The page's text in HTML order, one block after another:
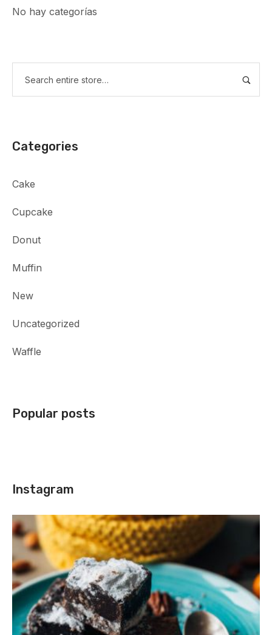
No hay categorías
Categories
Cake
Cupcake
Donut
Muffin
New
Uncategorized
Waffle
Popular posts
Instagram